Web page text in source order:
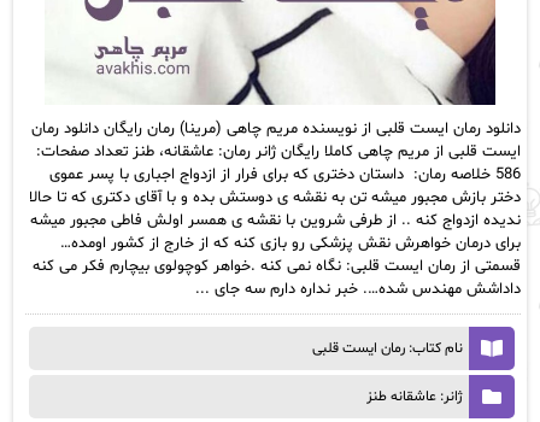
دانلود رمان ایست قلبی از نویسنده مریم چاهی (مرینا) رمان رایگان دانلود رمان
ایست قلبی از مریم چاهی کاملا رایگان ژانر رمان: عاشقانه، طنز تعداد صفحات:
586 خلاصه رمان: داستان دختری که برای فرار از ازدواج اجباری با پسر عموی
دختر بازش مجبور میشه تن به نقشه ی دوستش بده و با آقای دکتری که تا حالا
ندیده ازدواج کنه .. از طرفی شروین با نقشه ی همسر اولش فاطی مجبور میشه
برای درمان خواهرش نقش پزشکی رو بازی کنه که از خارج از کشور اومده…
قسمتی از رمان ایست قلبی: نگاه نمی کنه .خواهر کوچولوی بیچارم فکر می کنه
داداشش مهندس شده…. خبر نداره دارم سه جای ...
نام کتاب: رمان ایست قلبی
ژانر: عاشقانه طنز